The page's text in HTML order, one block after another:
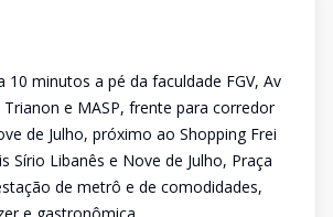
minutos a pé da faculdade FGV, Av
Trianon e MASP, frente para corredor
de Julho, próximo ao Shopping Frei
Sírio Libanês e Nove de Julho, Praça
de metrô e de comodidades,